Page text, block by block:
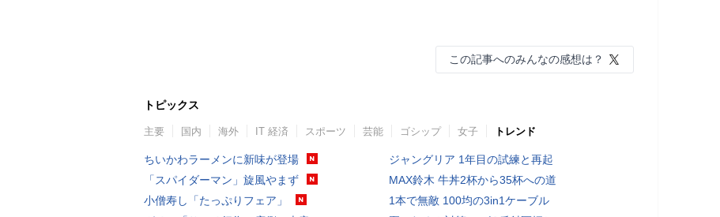
この記事へのみんなの感想は？
トピックス
主要 国内 海外 IT 経済 スポーツ 芸能 ゴシップ 女子 トレンド
ちいかわラーメンに新味が登場
「スパイダーマン」旋風やまず
小僧寿し「たっぷりフェア」
ジャングリア 1年目の試練と再起
MAX鈴木 牛丼2杯から35杯への道
1本で無敵 100均の3in1ケーブル